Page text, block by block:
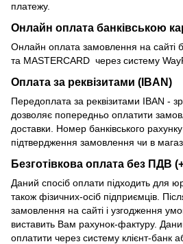
платежу.
Онлайн оплата банківською
Онлайн оплата замовлення на сайті
та MASTERCARD через систему
Оплата за реквізитами (IBAN)
Передоплата за реквізитами IBAN -
дозволяє попередньо оплатити
доставки. Номер банківського
підтвердження замовлення чи в
Безготівкова оплата без ПДВ
Даний спосіб оплати підходить для
також фізичних-осіб підприємців.
замовлення на сайті і узгодження
виставить Вам рахунок-фактуру.
оплатити через систему клієнт-банк